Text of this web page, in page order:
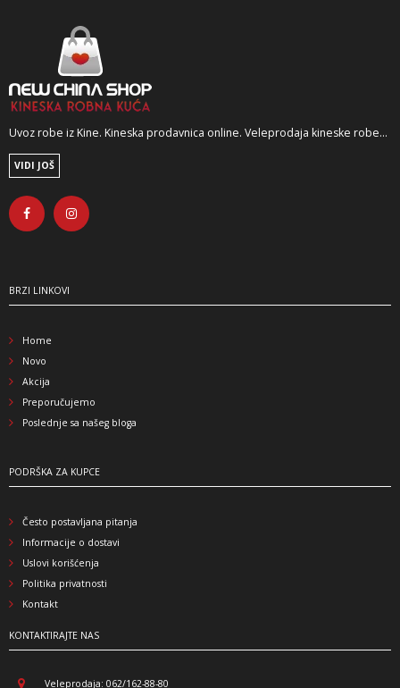
Uvoz robe iz Kine. Kineska prodavnica online. Veleprodaja kineske robe...
VIDI JOŠ
BRZI LINKOVI
Home
Novo
Akcija
Preporučujemo
Poslednje sa našeg bloga
PODRŠKA ZA KUPCE
Često postavljana pitanja
Informacije o dostavi
Uslovi korišćenja
Politika privatnosti
Kontakt
KONTAKTIRAJTE NAS
Veleprodaja: 062/162-88-80